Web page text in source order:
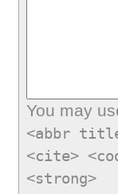
You may
<abbr
<cite>
<strong>